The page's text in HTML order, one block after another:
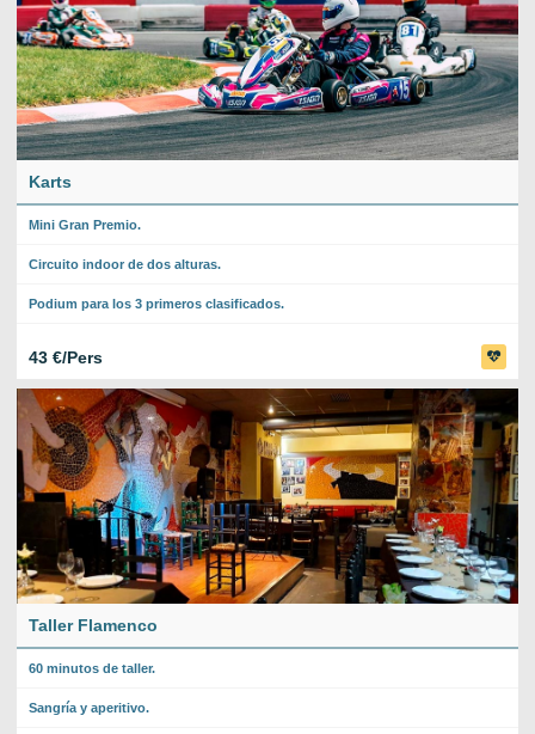
Karts
Mini Gran Premio.
Circuito indoor de dos alturas.
Podium para los 3 primeros clasificados.
43 €/Pers
Taller Flamenco
60 minutos de taller.
Sangría y aperitivo.